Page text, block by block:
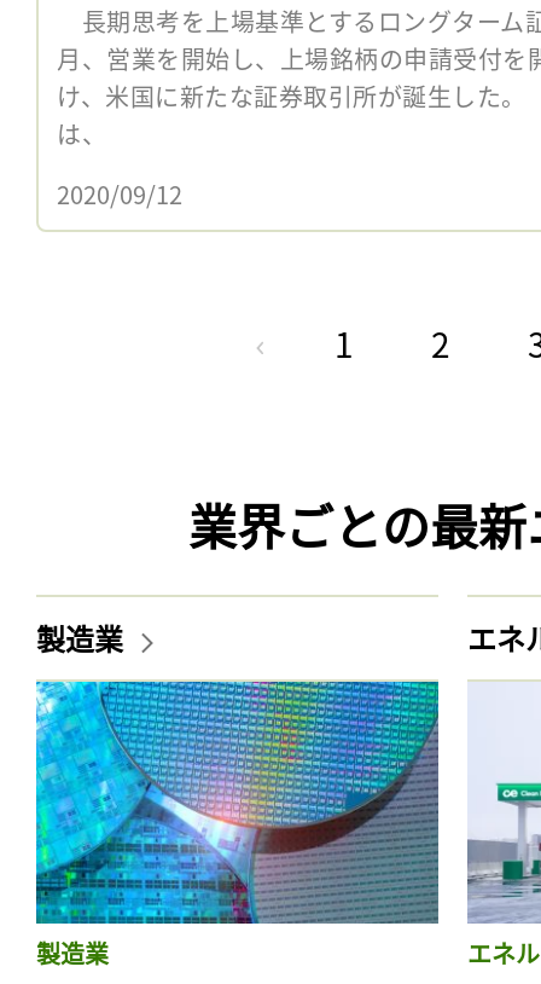
長期思考を上場基準とするロングターム
月、営業を開始し、上場銘柄の申請受付
け、米国に新たな証券取引所が誕生した
は、
2020/09/12
1 2
業界ごとの最
製造業
製造業
エネ
エネ